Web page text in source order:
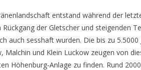
entstand während der
Rückgang der Gletscher und steigenden
auch sesshaft wurden. Die bis zu
Malchin und Klein Luckow zeugen von
Höhenburg-Anlage zu finden. Rund